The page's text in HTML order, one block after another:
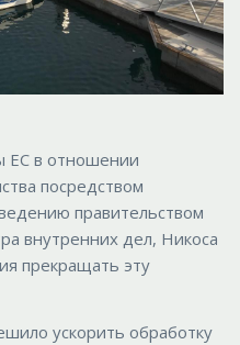
ЕС в отношении
посредством
правительством
внутренних дел, Никоса
прекращать эту
ускорить обработку